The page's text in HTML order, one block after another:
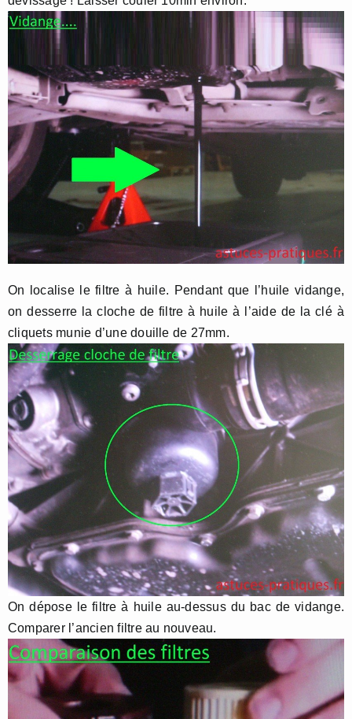
On localise le filtre à huile. Pendant que l’huile vidange,
on desserre la cloche de filtre à huile à l’aide de la clé à
cliquets munie d’une douille de 27mm.
On dépose le filtre à huile au-dessus du bac de vidange.
Comparer l’ancien filtre au nouveau.